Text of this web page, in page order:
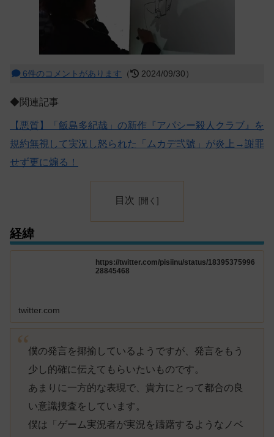
6件のコメントがあります （ 2024/09/30）
◆関連記事
【悪質】「飯島多紀哉」の新作『アパシー殺人クラブ』を
規約無視して実況し怒られた「ムカデ弐號」が炎上→謝罪
せず更に煽る！
目次
経緯
https://twitter.com/pisiinu/status/18395375996
28845468
twitter.com
僕の発言を揶揄しているようですが、発言をもう
少し的確に伝えてもらいたいものです。
あまりに一方的な表現で、貴方にとって都合の良
い意識捜査をしています。
僕は「ゲーム実況者が実況を躊躇するようなノベ